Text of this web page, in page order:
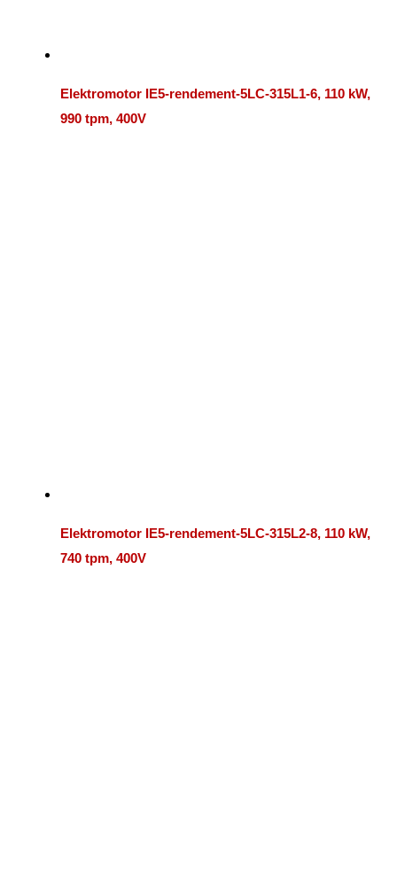
Elektromotor IE5-rendement-5LC-315L1-6, 110 kW,
990 tpm, 400V
Elektromotor IE5-rendement-5LC-315L2-8, 110 kW,
740 tpm, 400V